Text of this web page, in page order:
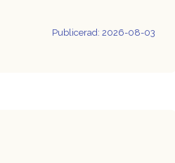
Publicerad: 2026-08-03